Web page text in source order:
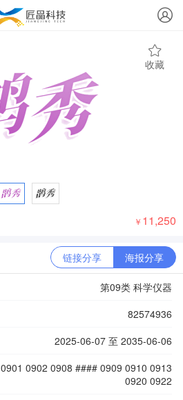
收藏
￥ 11,250
链接分享 海报分享
第09类 科学仪器
82574936
2025-06-07 至 2035-06-06
0901 0902 0908 #### 0909 0910 0913
0920 0922